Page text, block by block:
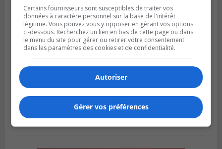
Certains fournisseurs sont susceptibles de traiter vos
données à caractère personnel sur la base de l'intérêt
légitime. Vous pouvez vous y opposer en gérant vos options
ci-dessous. Recherchez un lien en bas de cette page ou dans
le menu du site pour gérer ou retirer votre consentement
dans les paramètres des cookies et de confidentialité.
Autoriser
Gérer vos préférences